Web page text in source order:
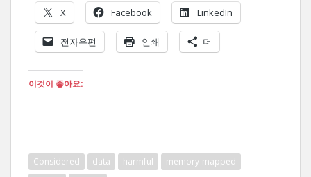
X Facebook LinkedIn
전자우편 인쇄 더
이것이 좋아요:
Considered data harmful
memory-mapped